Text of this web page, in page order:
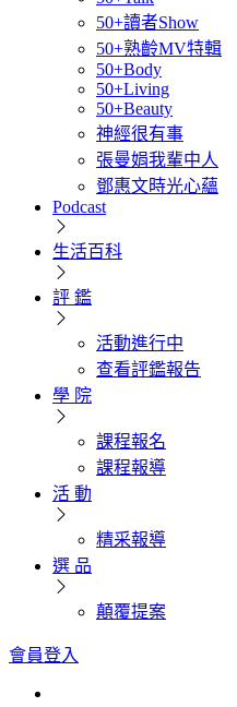
50+讀者Show
50+熟齡MV特輯
50+Body
50+Living
50+Beauty
神經很有事
張曼娟我輩中人
鄧惠文時光心蘊
Podcast
生活百科
評 鑑
活動進行中
查看評鑑報告
學 院
課程報名
課程報導
活 動
精采報導
選 品
顛覆提案
會員登入